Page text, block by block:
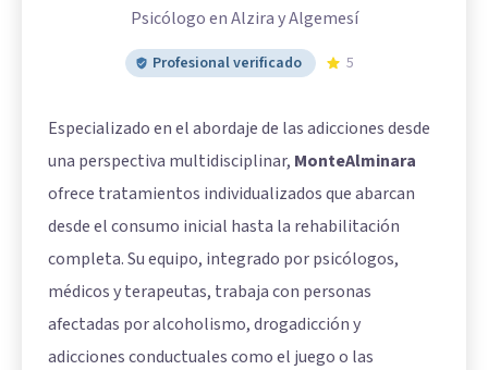
Psicólogo en Alzira y Algemesí
Profesional verificado 5
Especializado en el abordaje de las adicciones desde
una perspectiva multidisciplinar, MonteAlminara
ofrece tratamientos individualizados que abarcan
desde el consumo inicial hasta la rehabilitación
completa. Su equipo, integrado por psicólogos,
médicos y terapeutas, trabaja con personas
afectadas por alcoholismo, drogadicción y
adicciones conductuales como el juego o las